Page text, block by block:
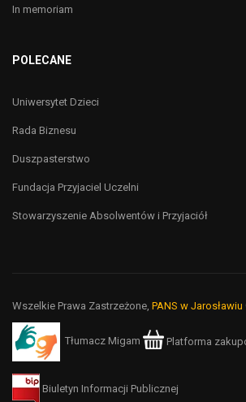
In memoriam
POLECANE
Uniwersytet Dzieci
Rada Biznesu
Duszpasterstwo
Fundacja Przyjaciel Uczelni
Stowarzyszenie Absolwentów i Przyjaciół
Wszelkie Prawa Zastrzeżone, PANS w Jarosławiu
Tłumacz Migam Platforma
Biuletyn Informacji Publicznej